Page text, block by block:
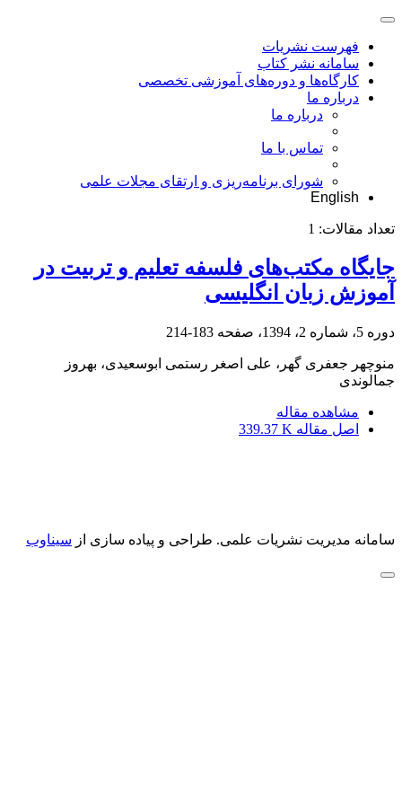
فهرست نشریات
سامانه نشر کتاب
کارگاه‌ها و دوره‌های آموزشی تخصصی
درباره ما
درباره ما
تماس با ما
شورای برنامه‌ریزی و ارتقای مجلات علمی
English
تعداد مقالات: 1
جایگاه مکتب‌های فلسفه تعلیم و تربیت در
آموزش زبان انگلیسی
دوره 5، شماره 2، 1394، صفحه 183-214
منوچهر جعفری گهر، علی اصغر رستمی ابوسعیدی، بهروز
جمالوندی
مشاهده مقاله
اصل مقاله 339.37 K
سامانه مدیریت نشریات علمی. طراحی و پیاده سازی از سیناوب